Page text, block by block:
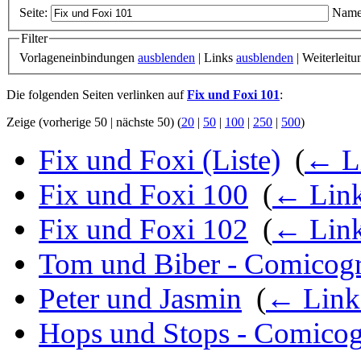
Seite:
Filter
Vorlageneinbindungen ausblenden | Links ausblenden |
Die folgenden Seiten verlinken aufFix und Foxi 101:
Zeige (vorherige 50 | nächste 50) (20 | 50 | 100 | 250 | 500)
Fix und Foxi (Liste) (←
Fix und Foxi 100 (←
Fix und Foxi 102 (←
Tom und Biber -
Peter und Jasmin (←
Hops und Stops -